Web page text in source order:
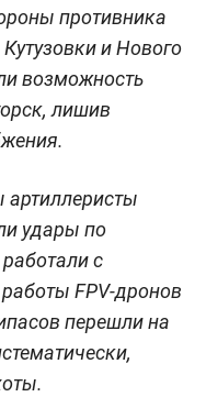
противника
и Нового
возможность
лишив
удары по
с
FPV-дронов
перешли на